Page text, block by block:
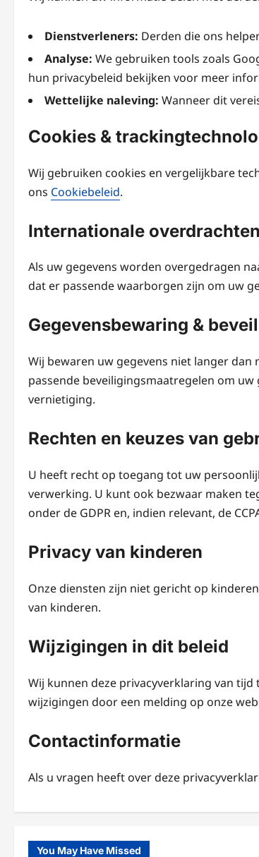
Dienstverleners: Derden die ons
Analyse: We gebruiken tools zoals
hun privacybeleid bekijken voor meer
Wettelijke naleving: Wanneer dit
Cookies &
Wij gebruiken cookies en vergelijkbare
ons Cookiebeleid.
Internationale overdrachten
Als uw gegevens worden overgedragen
dat er passende waarborgen zijn om uw
Gegevensbewaring &
Wij bewaren uw gegevens niet langer
passende beveiligingsmaatregelen om
vernietiging.
Rechten en keuzes van
U heeft recht op toegang tot uw
verwerking. U kunt ook bezwaar maken
onder de GDPR en, indien relevant, de
Privacy van kinderen
Onze diensten zijn niet gericht op
van kinderen.
Wijzigingen in dit beleid
Wij kunnen deze privacyverklaring van
wijzigingen door een melding op onze
Contactinformatie
Als u vragen heeft over deze
You May Have Missed